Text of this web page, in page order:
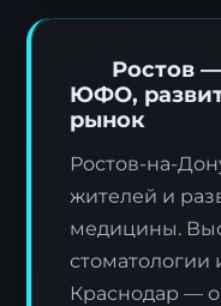
Ростов
ЮФО,
рынок
Ростов-на-
жителей и
медицины.
стоматологии
Краснодар —